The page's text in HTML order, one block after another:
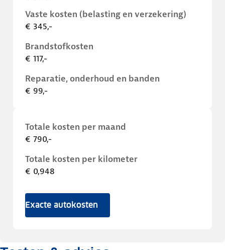
Vaste kosten (belasting en verzekering)
€ 345,-
Brandstofkosten
€ 117,-
Reparatie, onderhoud en banden
€ 99,-
Totale kosten per maand
€ 790,-
Totale kosten per kilometer
€ 0,948
Exacte autokosten